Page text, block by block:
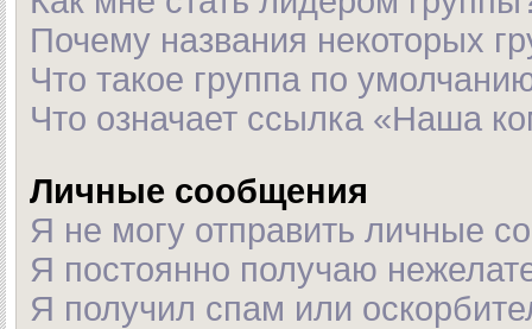
Почему названия некоторых
Что такое группа по
Что означает ссылка «Наша
Личные сообщения
Я не могу отправить личные
Я постоянно получаю
Я получил спам или